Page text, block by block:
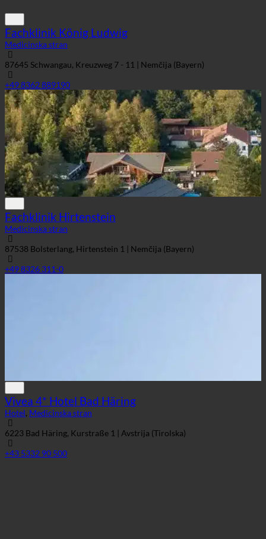
Fachklinik König Ludwig
Medicinska stran
87645 Schwangau, Kreuzweg 7 - 11 | Nemčija (Bayern)
+49 8362 889190
Fachklinik Hirtenstein
Medicinska stran
87538 Bolsterlang, Hirtenstein 1 | Nemčija (Bayern)
+49 8326 311-0
Vivea 4* Hotel Bad Häring
Hotel, Medicinska stran
6223 Bad Häring, Kurstraße 1 | Avstrija (Tirolska)
+43 5332 90 500